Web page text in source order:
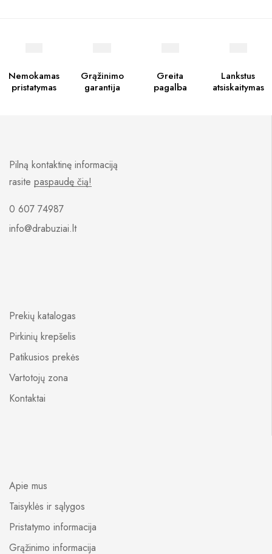
Nemokamas
pristatymas
Grąžinimo
garantija
Greita
pagalba
Lankstus
atsiskaitymas
Pilną kontaktinę informaciją
rasite paspaudę čią!
0 607 74987
info@drabuziai.lt
Prekių katalogas
Pirkinių krepšelis
Patikusios prekės
Vartotojų zona
Kontaktai
Apie mus
Taisyklės ir sąlygos
Pristatymo informacija
Grąžinimo informacija